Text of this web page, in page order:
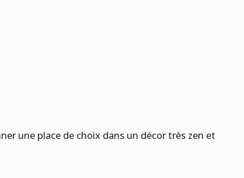
une place de choix dans un décor très zen et